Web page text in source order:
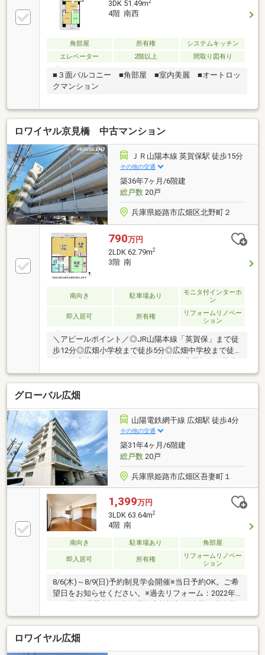
3DK 51.49m
4階 南西
角部屋 所有権
システムキッチン
エレベーター
2階以上 間取り図有り
■３面バルコニー ■角部屋 ■室内美麗 ■オートロッ
クマンション
ロワイヤル京見橋 中古マンション
ＪＲ山陽本線 英賀保駅 徒歩15分
その他の交通
築36年7ヶ月/6階建
総戸数20戸
兵庫県姫路市広畑区北野町２
790万円
2LDK 62.79m2
3階 南
南向き 駐車場あり
モニタ付インターホ
ン
即入居可 所有権
リフォームリノベー
ション
＼アピールポイント／◎JR山陽本線「英賀保」まで徒
歩12分◎広畑小学校まで徒歩5分◎広畑中学校まで徒
歩19分◎生活に便利な買い物施設多数◎屋根付き駐車
場あり【備考】エアコン2基設置（不必要であれば撤
去可能）＼会社紹介／不動産の購入も売却も人生の中
で幾度もあるようなイベントではありません。ハウス
ドゥ 中地南ではお客様により良い御決断をして頂くた
めに全てのプランをご提案させて頂きます！駐車場も
完備です！ご来店お待ちしております！
グローバル広畑
山陽電鉄網干線 広畑駅 徒歩4分
その他の交通
築31年4ヶ月/6階建
総戸数20戸
兵庫県姫路市広畑区吾妻町１
1,399万円
3LDK 63.64m2
4階 南
南向き 駐車場あり 角部屋
即入居可 所有権
リフォームリノベー
ション
8/6(木)～8/9(日)予約制見学会開催※当日予約OK。ご希
望日をお知らせください。※過去リフォーム：2022年
準法第22条区域※その他月額：町内会費※リフォーム内
容：資料記載のリフォーム内容や間取図は着工時のも
のであり、着工後の状況によっては内容を変更する場
合がございます。※駐車場：月額4000円～8000円（空
ロワイヤル広畑